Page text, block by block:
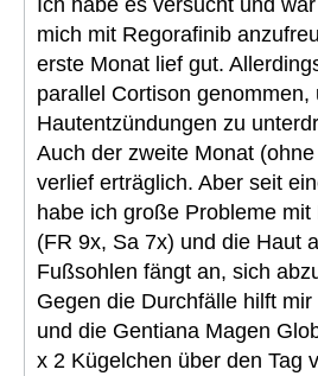
mich mit Regorafinib
erste Monat lief gut.
parallel Cortison genommen,
Hautentzündungen zu
Auch der zweite Monat
verlief erträglich. Aber seit
habe ich große Probleme mit
(FR 9x, Sa 7x) und die Haut
Fußsohlen fängt an, sich
Gegen die Durchfälle hilft mir
und die Gentiana Magen
x 2 Kügelchen über den Tag